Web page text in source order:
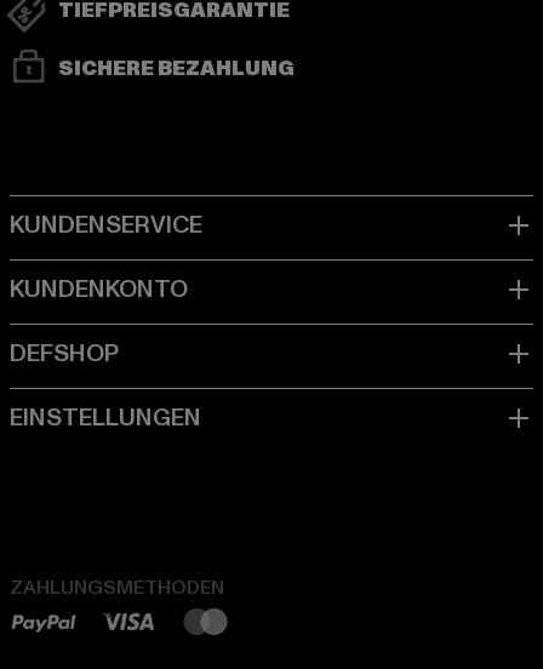
TIEFPREISGARANTIE
SICHERE BEZAHLUNG
ZAHLUNGSMETHODEN